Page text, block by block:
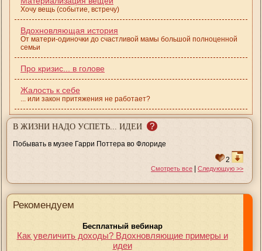
Хочу вещь (событие, встречу)
Вдохновляющая история
От матери-одиночки до счастливой мамы большой полноценной
семьи
Про кризис... в голове
Жалость к себе
... или закон притяжения не работает?
В ЖИЗНИ НАДО УСПЕТЬ... ИДЕИ ?
Побывать в музее Гарри Поттера во Флориде
2
Смотреть все | Следующую >>
Рекомендуем
Бесплатный вебинар
Как увеличить доходы? Вдохновляющие примеры и
идеи